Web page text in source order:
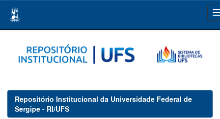
navigation
Repositório Institucional da Universidade Federal de
Sergipe - RI/UFS